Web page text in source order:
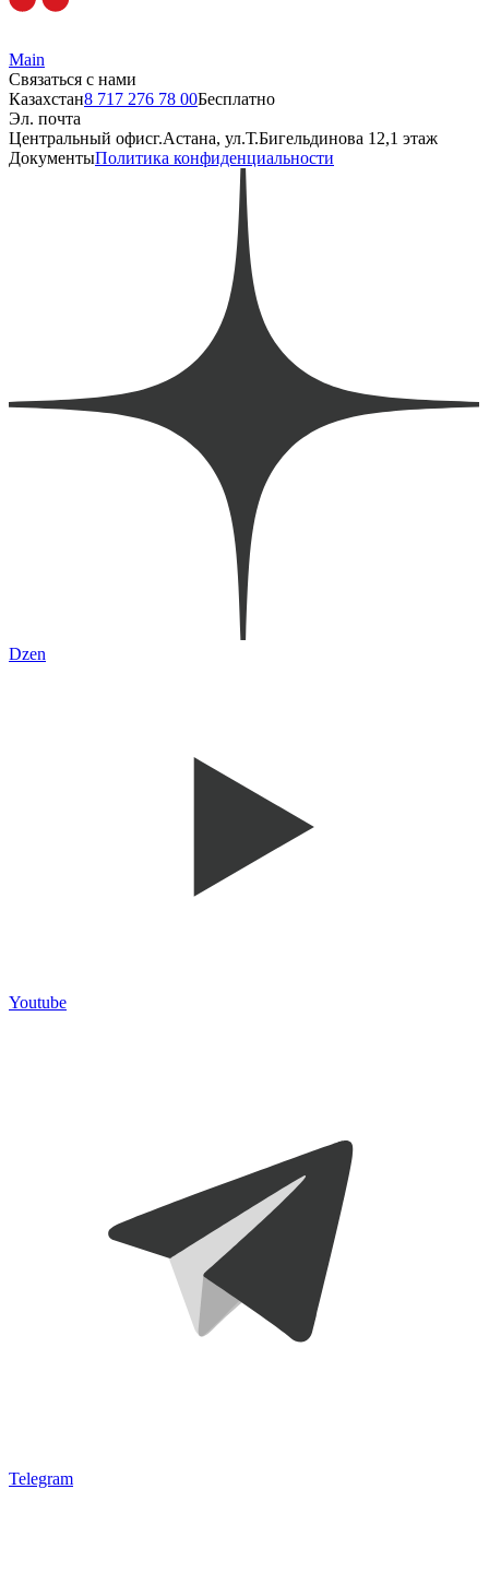
Main
Связаться с нами
Казахстан8 717 276 78 00Бесплатно
Эл. почта
Центральный офисг.Астана, ул.Т.Бигельдинова 12,1 этаж
ДокументыПолитика конфиденциальности
Dzen
Youtube
Telegram